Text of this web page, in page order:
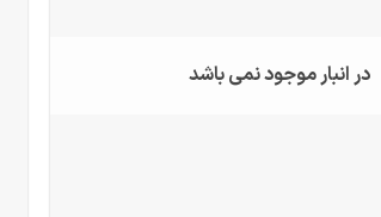
در انبار موجود نمی باشد